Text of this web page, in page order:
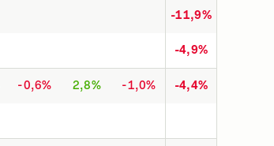
-11,9%
-4,9%
-0,6% 2,8% -1,0% -4,4%